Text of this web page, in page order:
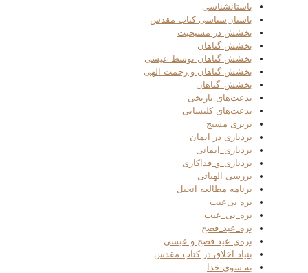
باستانشناسی
باستان‌شناسی کتاب مقدس
بخشش در مسیحیت
بخشش گناهان
بخشش گناهان توسط عیسی
بخشش گناهان و رحمت الهی
بخشش_گناهان
بدعت‌های تاریخی
بدعت‌های کلیسایی
برتری مسیح
بردباری در ایمان
بردباری_ایمانی
بردباری_و_فداکاری
بررسی الهیاتی
برنامه مطالعه انجیل
بره بی‌عیب
بره_بی_عیب
بره_عید_فصح
بره‌ی عید فصح و عیسی
بنیاد اخلاق در کتاب مقدس
به سوی خدا